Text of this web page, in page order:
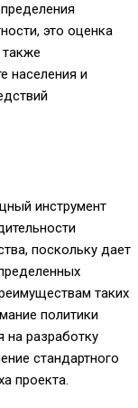
это оценка
также
населения и
инструмент
поскольку дает
таких
политики
на разработку
стандартного
проекта.